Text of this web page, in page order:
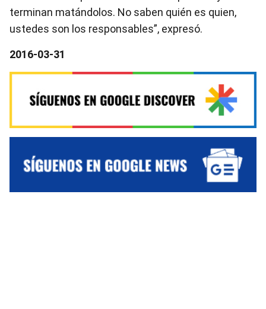
terminan matándolos. No saben quién es quien,
ustedes son los responsables”, expresó.
2016-03-31